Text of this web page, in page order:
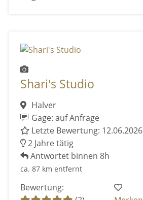
Shari's Studio
Halver
Gage: auf Anfrage
Letzte Bewertung: 12.06.2026
2 Jahre tätig
Antwortet binnen 8h
ca. 87 km entfernt
Bewertung: